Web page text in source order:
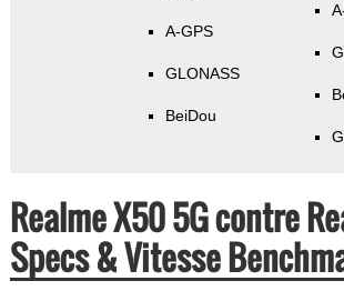
A-GPS
GLONASS
BeiDou
Realme X50 5G contre
Specs & Vitesse